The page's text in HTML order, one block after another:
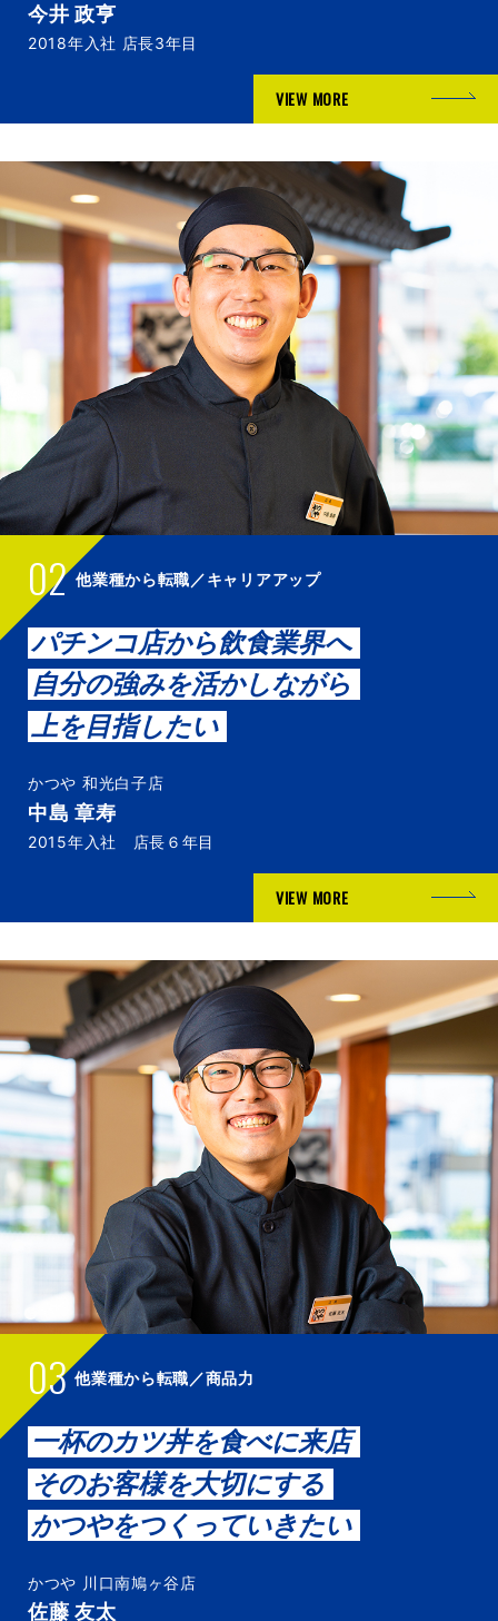
今井 政亨
2018年入社 店長3年目
VIEW MORE
02 他業種から転職／キャリアアップ
パチンコ店から飲食業界へ
自分の強みを活かしながら
上を目指したい
かつや 和光白子店
中島 章寿
2015年入社 店長６年目
VIEW MORE
03 他業種から転職／商品力
一杯のカツ丼を食べに来店
そのお客様を大切にする
かつやをつくっていきたい
かつや 川口南鳩ヶ谷店
佐藤 友太